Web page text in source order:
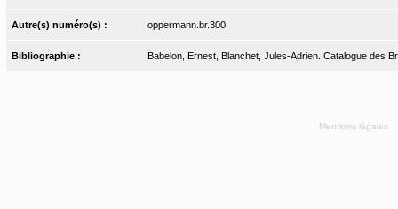
Autre(s) numéro(s) : oppermann.br.300
Bibliographie : Babelon, Ernest, Blanchet, Jules-Adrien. Catalogue des
Mentions légales